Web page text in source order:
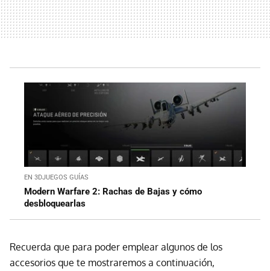
EN 3DJUEGOS GUÍAS
Modern Warfare 2: Rachas de Bajas y cómo
desbloquearlas
Recuerda que para poder emplear algunos de los
accesorios que te mostraremos a continuación,